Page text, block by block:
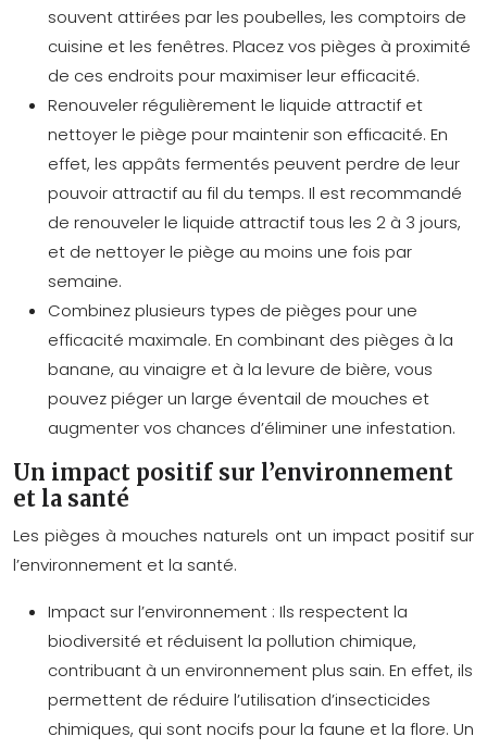
souvent attirées par les poubelles, les comptoirs de
cuisine et les fenêtres. Placez vos pièges à proximité
de ces endroits pour maximiser leur efficacité.
Renouveler régulièrement le liquide attractif et
nettoyer le piège pour maintenir son efficacité. En
effet, les appâts fermentés peuvent perdre de leur
pouvoir attractif au fil du temps. Il est recommandé
de renouveler le liquide attractif tous les 2 à 3 jours,
et de nettoyer le piège au moins une fois par
semaine.
Combinez plusieurs types de pièges pour une
efficacité maximale. En combinant des pièges à la
banane, au vinaigre et à la levure de bière, vous
pouvez piéger un large éventail de mouches et
augmenter vos chances d’éliminer une infestation.
Un impact positif sur l’environnement
et la santé
Les pièges à mouches naturels ont un impact positif sur
l’environnement et la santé.
Impact sur l’environnement : Ils respectent la
biodiversité et réduisent la pollution chimique,
contribuant à un environnement plus sain. En effet, ils
permettent de réduire l’utilisation d’insecticides
chimiques, qui sont nocifs pour la faune et la flore. Un